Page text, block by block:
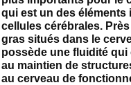
qui est un des éléments
cellules cérébrales.
gras situés dans le
possède une fluidité
au maintien de
au cerveau de